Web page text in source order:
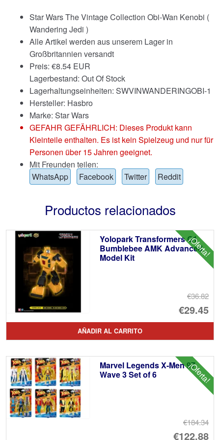
Star Wars The Vintage Collection Obi-Wan Kenobi (
Wandering Jedi )
Alle Artikel werden aus unserem Lager in
Großbritannien versandt
Preis: €8.54 EUR
Lagerbestand: Out Of Stock
Lagerhaltungseinheiten: SWVINWANDERINGOBI-1
Hersteller: Hasbro
Marke: Star Wars
GEFAHR GEFÄHRLICH: Dieses Produkt kann
Kleinteile enthalten. Es ist kein Spielzeug und nur für
Personen über 15 Jahren geeignet.
Mit Freunden teilen:
WhatsApp
Facebook Twitter Reddit
Productos relacionados
¡Oferta!
Yolopark Transformers G1
Bumblebee AMK Advanced
Model Kit
€36.82
El
€29.45
El
AÑADIR AL CARRITO
¡Oferta!
Marvel Legends X-Men 97
Wave 3 Set of 6
€184.34
El
€122.88